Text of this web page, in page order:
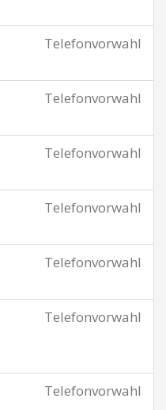
Telefonvorwahl
Telefonvorwahl
Telefonvorwahl
Telefonvorwahl
Telefonvorwahl
Telefonvorwahl
Telefonvorwahl